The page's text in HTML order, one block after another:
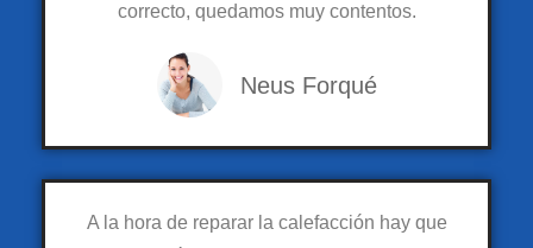
correcto, quedamos muy contentos.
Neus Forqué
A la hora de reparar la calefacción hay que